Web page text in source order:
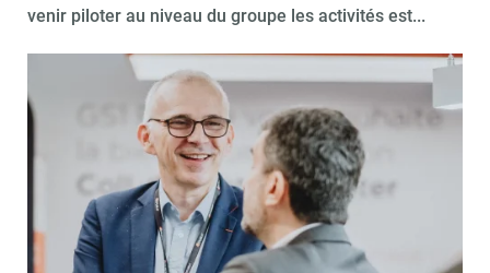
venir piloter au niveau du groupe les activités est...